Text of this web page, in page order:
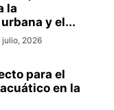
la
y el...
julio, 2026
para el
en la